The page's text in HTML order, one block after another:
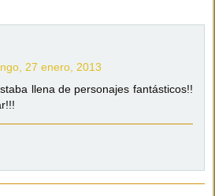
27 enero, 2013
llena de personajes fantásticos!!